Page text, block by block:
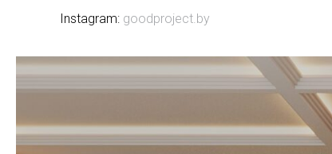
Instagram: goodproject.by